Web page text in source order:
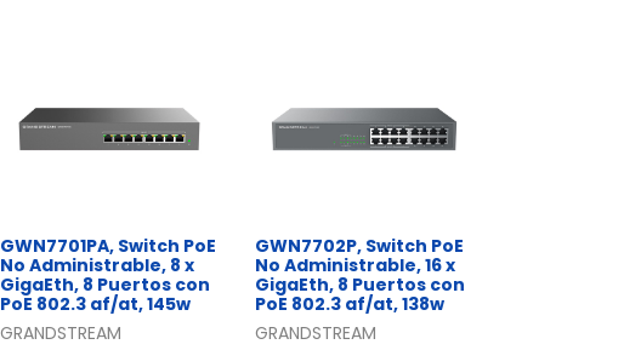
GWN7701PA, Switch PoE
No Administrable, 8 x
GigaEth, 8 Puertos con
PoE 802.3 af/at, 145w
GRANDSTREAM
GWN7702P, Switch PoE
No Administrable, 16 x
GigaEth, 8 Puertos con
PoE 802.3 af/at, 138w
GRANDSTREAM